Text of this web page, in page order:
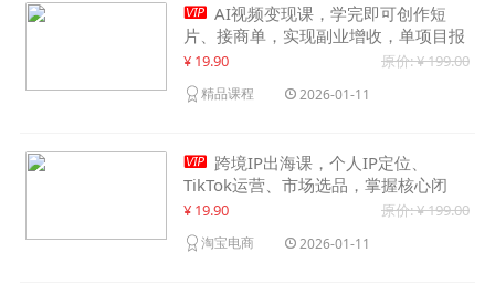
 AI视频变现课，学完即可创作短
片、接商单，实现副业增收，单项目报
价可达千元
¥ 19.90 原价: ¥ 199.00
精品课程 2026-01-11
 跨境IP出海课，个人IP定位、
TikTok运营、市场选品，掌握核心闭
环，实现月入1万美金+
¥ 19.90 原价: ¥ 199.00
淘宝电商 2026-01-11